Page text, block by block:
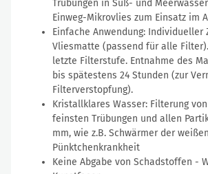
Trübungen in Süß- und
Einweg-Mikrovlies zum Einsatz im
Einfache Anwendung: Individueller
Vliesmatte (passend für alle
letzte Filterstufe. Entnahme des
bis spätestens 24 Stunden (zur
Filterverstopfung).
Kristallklares Wasser: Filterung
feinsten Trübungen und allen
mm, wie z.B. Schwärmer der weißen
Pünktchenkrankheit
Keine Abgabe von Schadstoffen -